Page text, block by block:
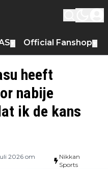
Official Fanshop
heeft
nabije
ik de kans
2026 om
Nikkan
Sports